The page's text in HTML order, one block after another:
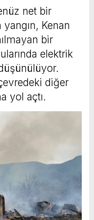
net bir
Kenan
bir
elektrik
diğer
yol açtı.